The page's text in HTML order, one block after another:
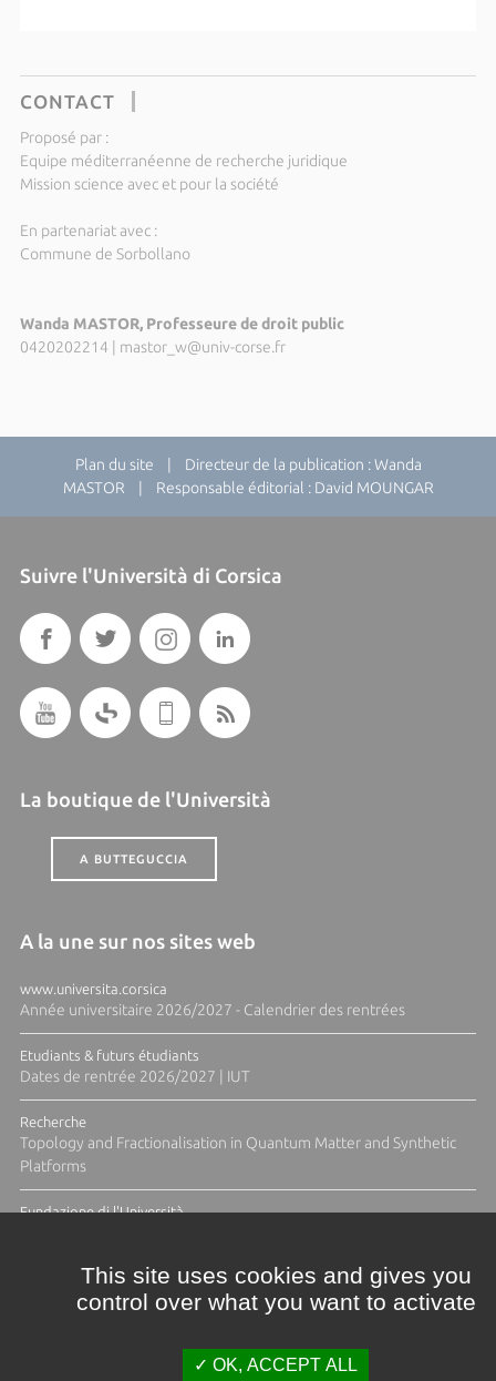
CONTACT
Proposé par :
Equipe méditerranéenne de recherche juridique
Mission science avec et pour la société
En partenariat avec :
Commune de Sorbollano
Wanda MASTOR, Professeure de droit public
0420202214
mastor_w@univ-corse.fr
Plan du site | Directeur de la publication : Wanda
MASTOR | Responsable éditorial : David MOUNGAR
Suivre l'Università di Corsica
La boutique de l'Università
A BUTTEGUCCIA
A la une sur nos sites web
www.universita.corsica
Année universitaire 2026/2027 - Calendrier des rentrées
Etudiants & futurs étudiants
Dates de rentrée 2026/2027 | IUT
Recherche
Topology and Fractionalisation in Quantum Matter and Synthetic
Platforms
Fundazione di l'Università
This site uses cookies and gives you
control over what you want to activate
OK, ACCEPT ALL